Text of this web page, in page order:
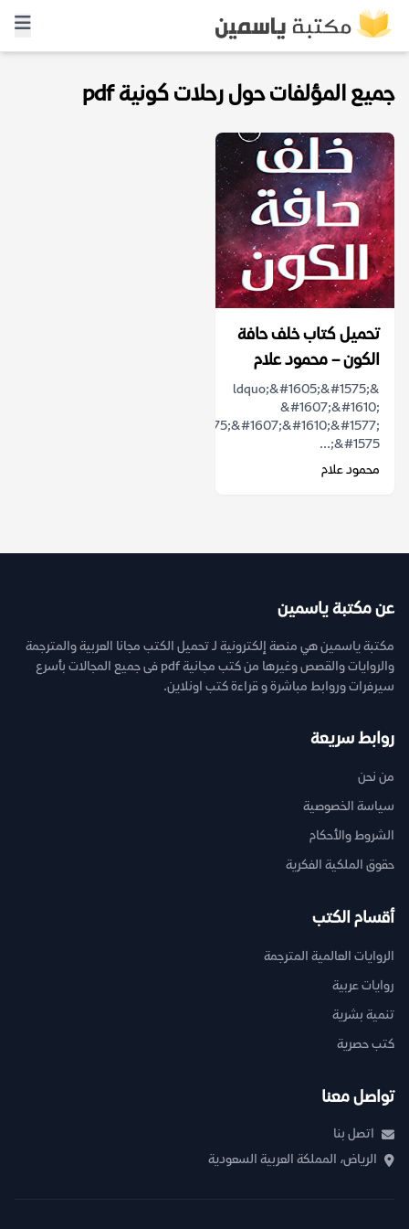
جميع المؤلفات حول رحلات كونية pdf
تحميل كتاب خلف حافة
الكون – محمود علام
&ldquo;&#1605;&#1575;
&#1607;&#1610;
&#1605;&#1575;&#1607;&#1610;&#1577;
&#1575;...
محمود علام
عن مكتبة ياسمين
مكتبة ياسمين هي منصة إلكترونية لـ تحميل الكتب مجانا العربية والمترجمة
والروايات والقصص وغيرها من كتب مجانية pdf فى جميع المجالات بأسرع
سيرفرات وروابط مباشرة و قراءة كتب اونلاين.
روابط سريعة
من نحن
سياسة الخصوصية
الشروط والأحكام
حقوق الملكية الفكرية
أقسام الكتب
الروايات العالمية المترجمة
روايات عربية
تنمية بشرية
كتب حصرية
تواصل معنا
اتصل بنا
الرياض، المملكة العربية السعودية